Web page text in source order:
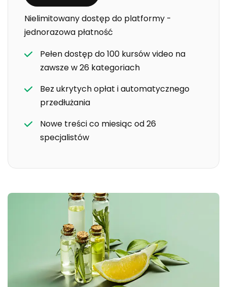
Nielimitowany dostęp do platformy -
jednorazowa płatność
Pełen dostęp do 100 kursów video na
zawsze w 26 kategoriach
Bez ukrytych opłat i automatycznego
przedłużania
Nowe treści co miesiąc od 26
specjalistów